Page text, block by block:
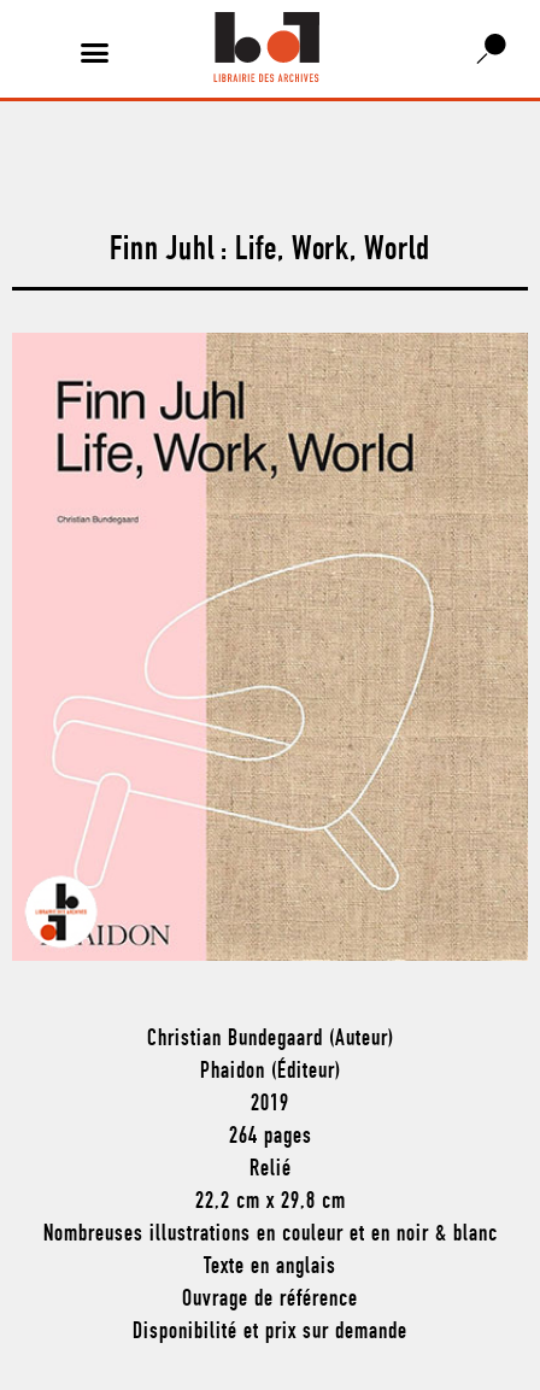
Finn Juhl : Life, Work, World
Christian Bundegaard (Auteur)
Phaidon (Éditeur)
2019
264 pages
Relié
22,2 cm x 29,8 cm
Nombreuses illustrations en couleur et en noir & blanc
Texte en anglais
Ouvrage de référence
Disponibilité et prix sur demande